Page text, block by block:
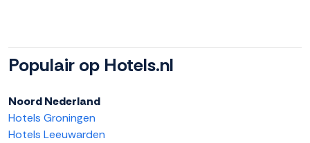
Populair op Hotels.nl
Noord Nederland
Hotels Groningen
Hotels Leeuwarden